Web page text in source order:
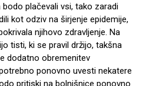
plačevali vsi, tako zaradi
kot odziv na širjenje epidemije,
njihovo zdravljenje. Na
tisti, ki se pravil držijo, takšna
dodatno obremenitev
ponovno uvesti nekatere
pritiski na bolnišnice ponovno